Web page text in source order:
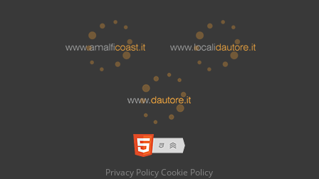
Privacy Policy Cookie Policy